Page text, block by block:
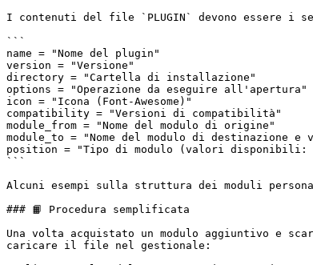
I contenuti del file `PLUGIN` devono essere i
```
name = "Nome del plugin"
version = "Versione"
directory = "Cartella di installazione"
options = "Operazione da eseguire all'apertura"
icon = "Icona (Font-Awesome)"
compatibility = "Versioni di compatibilità"
module_from = "Nome del modulo di origine"
module_to = "Nome del modulo di destinazione e
position = "Tipo di modulo (valori disponibili:
```
Alcuni esempi sulla struttura dei moduli
### 📙 Procedura semplificata
Una volta acquistato un modulo aggiuntivo e
caricare il file nel gestionale: